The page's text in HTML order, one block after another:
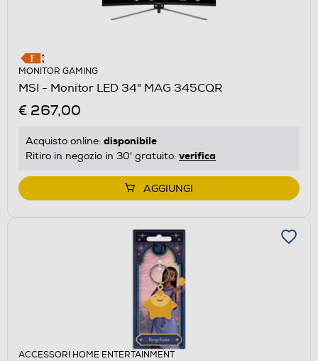
MONITOR GAMING
MSI - Monitor LED 34" MAG 345CQR
€ 267,00
Acquisto online: disponibile
Ritiro in negozio in 30' gratuito: verifica
AGGIUNGI
ACCESSORI HOME ENTERTAINMENT